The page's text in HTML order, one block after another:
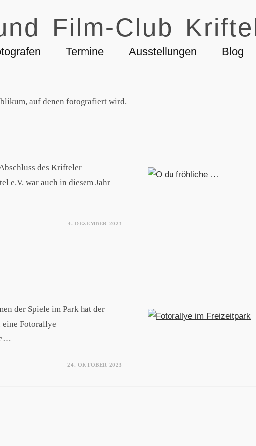
Film-Club
Termine Ausstellungen Blog
auf denen fotografiert wird.
des Krifteler
e.V. war auch in diesem Jahr
4. DEZEMBER 2023
der Spiele im Park hat der
eine Fotorallye
24. OKTOBER 2023